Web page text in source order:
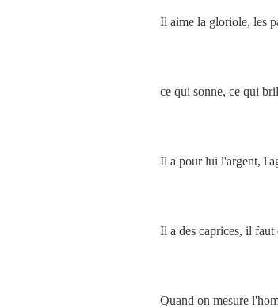
Il aime la gloriole, les
ce qui sonne, ce qui
Il a pour lui l'argent,
Il a des caprices, il faut
Quand on mesure